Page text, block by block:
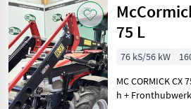
VYBRAT
KATEGORII
McCormick
John Deere
75 L
76 kS/56 kW
MC CORMICK CX
h +